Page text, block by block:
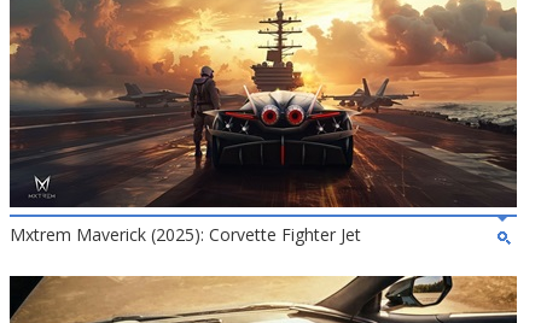
Mxtrem Maverick (2025): Corvette Fighter Jet